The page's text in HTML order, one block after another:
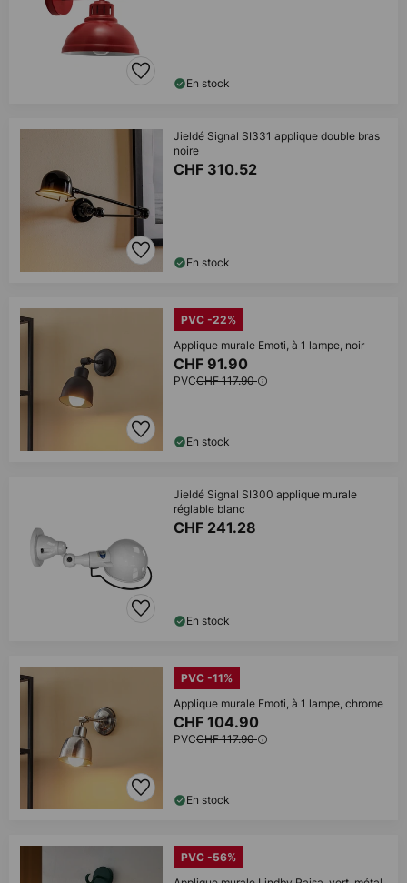
En stock
Jieldé Signal SI331 applique double bras
noire
CHF 310.52
En stock
PVC -22%
Applique murale Emoti, à 1 lampe, noir
CHF 91.90
PVCCHF 117.90
En stock
Jieldé Signal SI300 applique murale
réglable blanc
CHF 241.28
En stock
PVC -11%
Applique murale Emoti, à 1 lampe, chrome
CHF 104.90
PVCCHF 117.90
En stock
PVC -56%